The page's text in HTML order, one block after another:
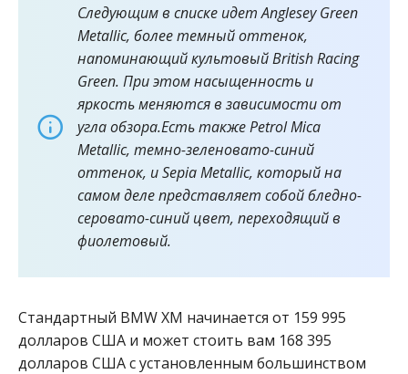
Следующим в списке идет Anglesey Green
Metallic, более темный оттенок,
напоминающий культовый British Racing
Green. При этом насыщенность и
яркость меняются в зависимости от
угла обзора.Есть также Petrol Mica
Metallic, темно-зеленовато-синий
оттенок, и Sepia Metallic, который на
самом деле представляет собой бледно-
серовато-синий цвет, переходящий в
фиолетовый.
Стандартный BMW XM начинается от 159 995
долларов США и может стоить вам 168 395
долларов США с установленным большинством